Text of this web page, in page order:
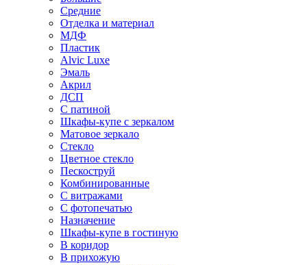
Средние
Отделка и материал
МДФ
Пластик
Alvic Luxe
Эмаль
Акрил
ДСП
С патиной
Шкафы-купе с зеркалом
Матовое зеркало
Стекло
Цветное стекло
Пескоструй
Комбинированные
С витражами
С фотопечатью
Назначение
Шкафы-купе в гостиную
В коридор
В прихожую